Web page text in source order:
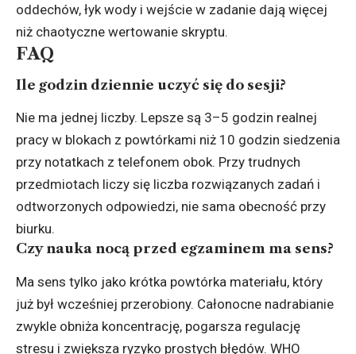
oddechów, łyk wody i wejście w zadanie dają więcej
niż chaotyczne wertowanie skryptu.
FAQ
Ile godzin dziennie uczyć się do sesji?
Nie ma jednej liczby. Lepsze są 3–5 godzin realnej
pracy w blokach z powtórkami niż 10 godzin siedzenia
przy notatkach z telefonem obok. Przy trudnych
przedmiotach liczy się liczba rozwiązanych zadań i
odtworzonych odpowiedzi, nie sama obecność przy
biurku.
Czy nauka nocą przed egzaminem ma sens?
Ma sens tylko jako krótka powtórka materiału, który
już był wcześniej przerobiony. Całonocne nadrabianie
zwykle obniża koncentrację, pogarsza regulację
stresu i zwiększa ryzyko prostych błędów. WHO